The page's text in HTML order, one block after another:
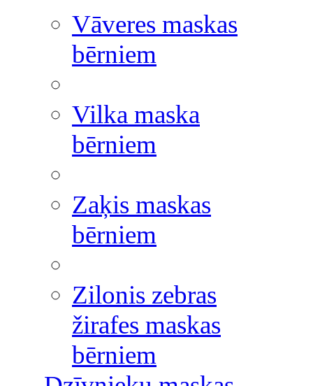
Vāveres maskas
bērniem
Vilka maska
bērniem
Zaķis maskas
bērniem
Zilonis zebras
žirafes maskas
bērniem